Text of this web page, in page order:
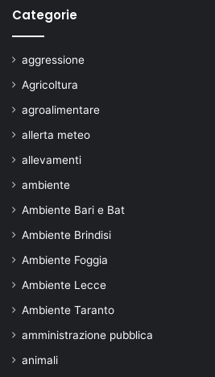
Categorie
aggressione
Agricoltura
agroalimentare
allerta meteo
allevamenti
ambiente
Ambiente Bari e Bat
Ambiente Brindisi
Ambiente Foggia
Ambiente Lecce
Ambiente Taranto
amministrazione pubblica
animali